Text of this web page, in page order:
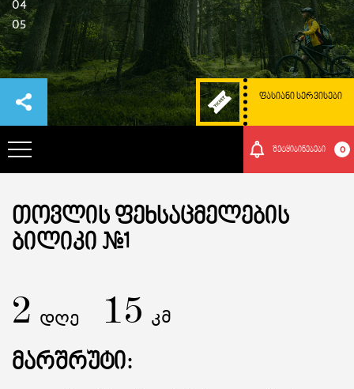
04
05
ᲤᲐᲡᲘᲐᲜᲘ ᲡᲔᲠᲕᲘᲡᲔᲑᲘ
ᲗᲐᲕᲒᲐᲓᲐᲡᲐᲕᲚᲔᲑᲘ
შეტყიბინებები 0
ᲗᲝᲕᲚᲘᲡ ᲤᲔᲮᲡᲐᲪᲛᲔᲚᲔᲑᲘᲡ
ᲑᲘᲚᲘᲙᲘ #1
2 დღე 15 კმ
მარშრუტი: